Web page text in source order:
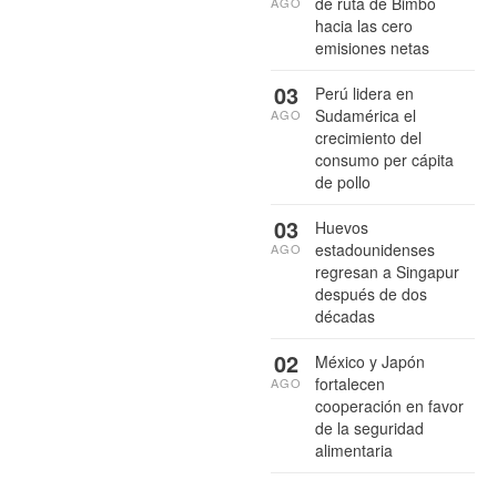
hacia las cero
emisiones netas
Perú lidera en
Sudamérica el
crecimiento del
consumo per cápita
de pollo
03
AGO
Huevos
estadounidenses
regresan a Singapur
después de dos
décadas
03
AGO
México y Japón
fortalecen
cooperación en favor
de la seguridad
alimentaria
02
AGO